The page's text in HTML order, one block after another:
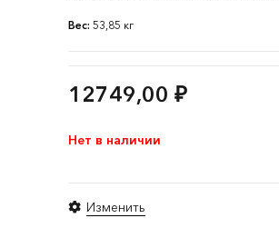
Вес: 53,85 кг
12749,00 ₽
Нет в наличии
Изменить